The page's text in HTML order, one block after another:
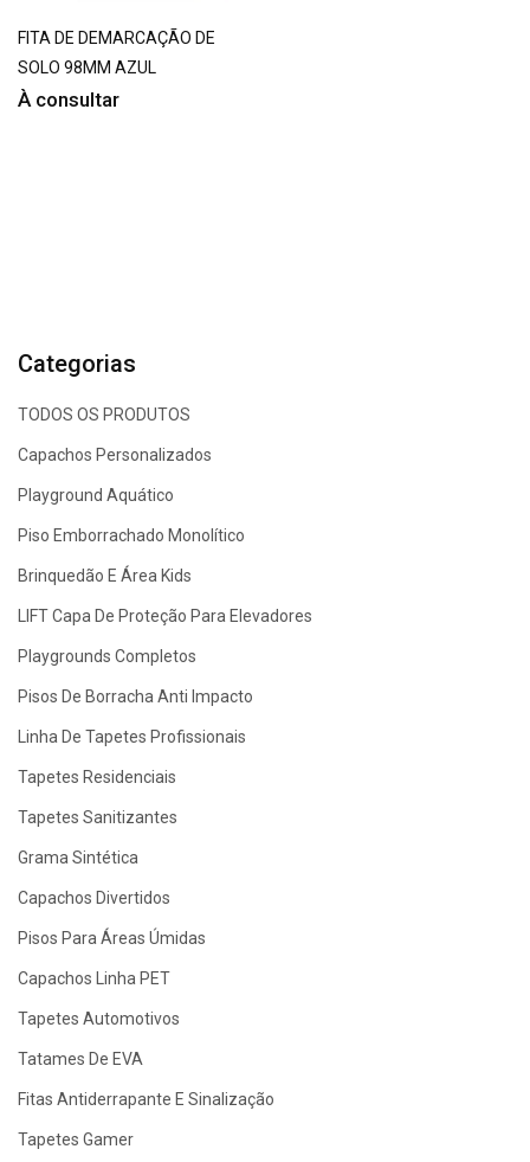
Categorias
TODOS OS PRODUTOS
Capachos Personalizados
Playground Aquático
Piso Emborrachado Monolítico
Brinquedão E Área Kids
LIFT Capa De Proteção Para Elevadores
Playgrounds Completos
Pisos De Borracha Anti Impacto
Linha De Tapetes Profissionais
Tapetes Residenciais
Tapetes Sanitizantes
Grama Sintética
Capachos Divertidos
Pisos Para Áreas Úmidas
Capachos Linha PET
Tapetes Automotivos
Tatames De EVA
Fitas Antiderrapante E Sinalização
Tapetes Gamer
FITA DE DEMARCAÇÃO DE
SOLO 98MM AZUL
À consultar